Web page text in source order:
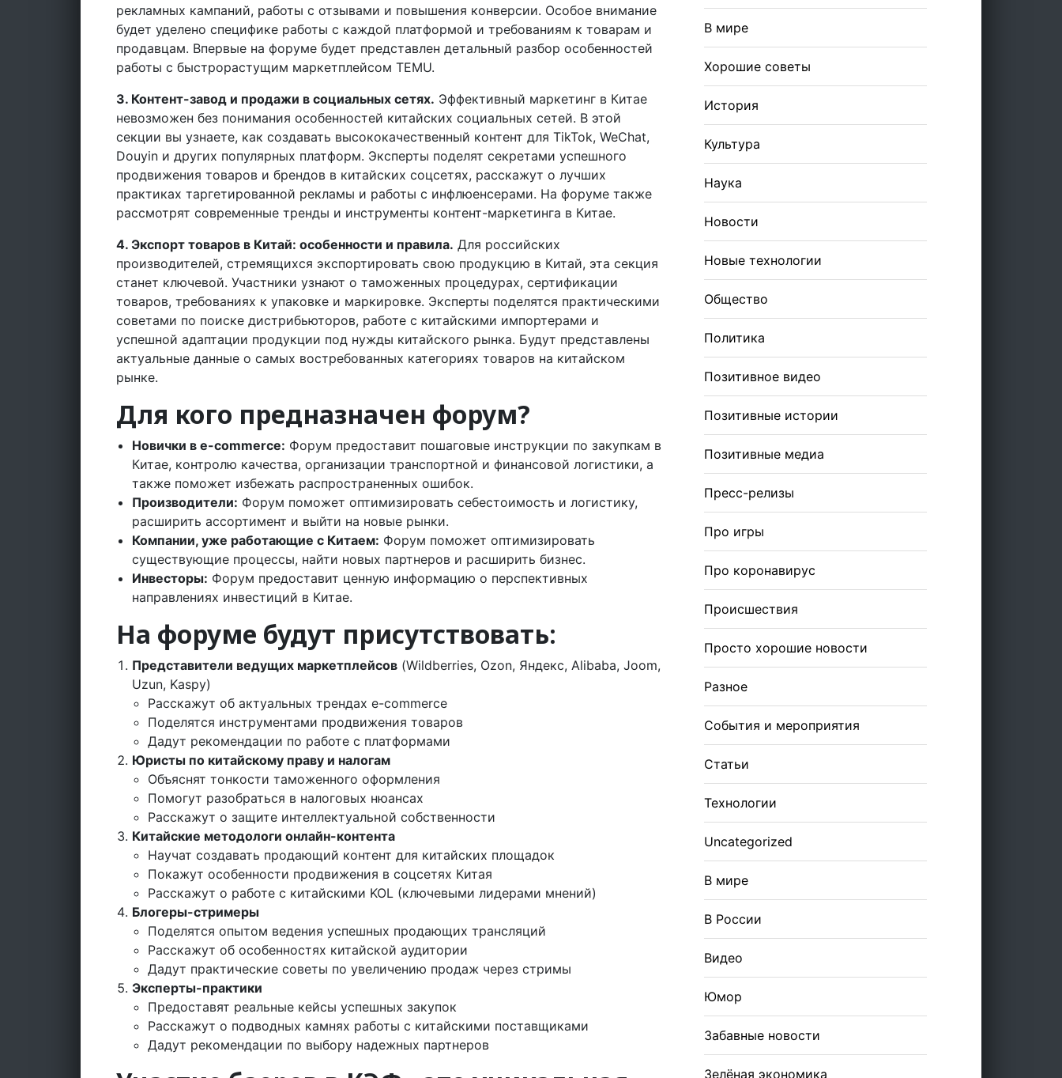
рекламных кампаний, работы с отзывами и повышения конверсии. Особое внимание
будет уделено специфике работы с каждой платформой и требованиям к товарам и
продавцам. Впервые на форуме будет представлен детальный разбор особенностей
работы с быстрорастущим маркетплейсом TEMU.
3. Контент-завод и продажи в социальных сетях. Эффективный маркетинг в Китае
невозможен без понимания особенностей китайских социальных сетей. В этой
секции вы узнаете, как создавать высококачественный контент для TikTok, WeChat,
Douyin и других популярных платформ. Эксперты поделят секретами успешного
продвижения товаров и брендов в китайских соцсетях, расскажут о лучших
практиках таргетированной рекламы и работы с инфлюенсерами. На форуме также
рассмотрят современные тренды и инструменты контент-маркетинга в Китае.
4. Экспорт товаров в Китай: особенности и правила. Для российских
производителей, стремящихся экспортировать свою продукцию в Китай, эта секция
станет ключевой. Участники узнают о таможенных процедурах, сертификации
товаров, требованиях к упаковке и маркировке. Эксперты поделятся практическими
советами по поиске дистрибьюторов, работе с китайскими импортерами и
успешной адаптации продукции под нужды китайского рынка. Будут представлены
актуальные данные о самых востребованных категориях товаров на китайском
рынке.
Для кого предназначен форум?
Новички в e-commerce: Форум предоставит пошаговые инструкции по закупкам в
Китае, контролю качества, организации транспортной и финансовой логистики, а
также поможет избежать распространенных ошибок.
Производители: Форум поможет оптимизировать себестоимость и логистику,
расширить ассортимент и выйти на новые рынки.
Компании, уже работающие с Китаем: Форум поможет оптимизировать
существующие процессы, найти новых партнеров и расширить бизнес.
Инвесторы: Форум предоставит ценную информацию о перспективных
направлениях инвестиций в Китае.
На форуме будут присутствовать:
Представители ведущих маркетплейсов (Wildberries, Ozon, Яндекс, Alibaba, Joom,
Uzun, Kaspy)
Расскажут об актуальных трендах e-commerce
Поделятся инструментами продвижения товаров
Дадут рекомендации по работе с платформами
Юристы по китайскому праву и налогам
Объяснят тонкости таможенного оформления
Помогут разобраться в налоговых нюансах
Расскажут о защите интеллектуальной собственности
Китайские методологи онлайн-контента
Научат создавать продающий контент для китайских площадок
Покажут особенности продвижения в соцсетях Китая
Расскажут о работе с китайскими KOL (ключевыми лидерами мнений)
Блогеры-стримеры
Поделятся опытом ведения успешных продающих трансляций
Расскажут об особенностях китайской аудитории
Дадут практические советы по увеличению продаж через стримы
Эксперты-практики
Предоставят реальные кейсы успешных закупок
Расскажут о подводных камнях работы с китайскими поставщиками
Дадут рекомендации по выбору надежных партнеров
В мире
Хорошие советы
История
Культура
Наука
Новости
Новые технологии
Общество
Политика
Позитивное видео
Позитивные истории
Позитивные медиа
Пресс-релизы
Про игры
Про коронавирус
Происшествия
Просто хорошие новости
Разное
События и мероприятия
Статьи
Технологии
Uncategorized
В мире
В России
Видео
Юмор
Забавные новости
Зелёная экономика